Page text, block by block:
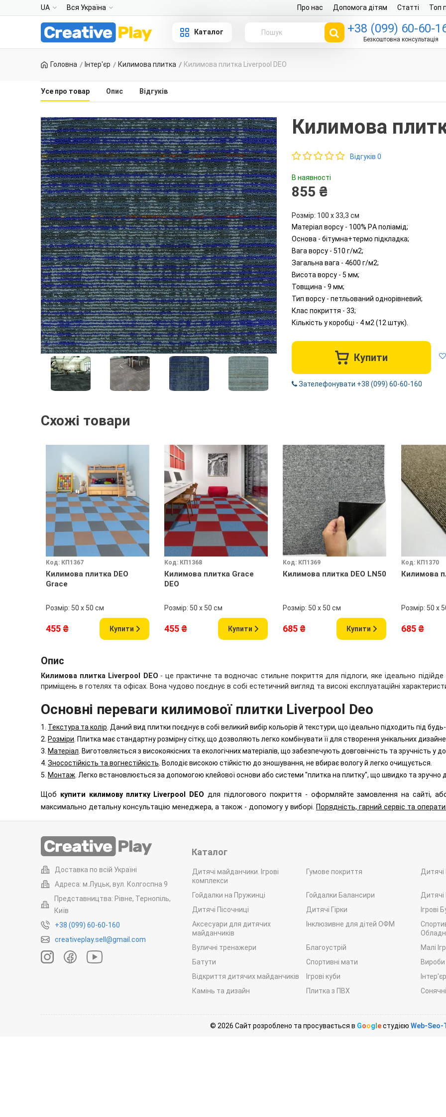
UA Вся Україна Про нас Допомога дітям Статті Топ
Каталог +38 (099) 60-60-
Безкоштовна консультація
Головна Інтер'єр Килимова плитка Килимова плитка Liverpool DEO
Усе про товар Опис Відгуків
Килимова
Відгуків 0
В наявності
855 ₴
Розмір: 100 х 33,3 см
Матеріал ворсу - 100% PА поліамід;
Основа - бітумна+термо підкладка;
Вага ворсу - 510 г/м2;
Загальна вага - 4600 г/м2;
Висота ворсу - 5 мм;
Товщина - 9 мм;
Тип ворсу - петльований однорівневий;
Клас покриття - 33;
Кількість у коробці - 4 м2 (12 штук).
Купити
Зателефонувати +38 (099) 60-60-160
Схожі товари
Код: КП1367
Килимова плитка DEO
Grace
Розмір: 50 х 50 см
455 ₴ Купити
Код: КП1368
Килимова плитка Grace
DEO
Розмір: 50 х 50 см
455 ₴ Купити
Код: КП1369
Килимова плитка DEO LN50
Розмір: 50 х 50 см
685 ₴ Купити
Код: КП1370
Килимова
Розмір: 50 х
685 ₴
Опис
Килимова плитка Liverpool DEO - це практичне та водночас стильне покриття для підлоги, яке ідеально
приміщень в готелях та офісах. Вона чудово поєднує в собі естетичний вигляд та високі експлуатаційні
Основні переваги килимової плитки Liverpool Deo
1. Текстура та колір . Даний вид плитки поєднує в собі великий вибір кольорів й текстури, що ідеально підходить під
2. Розміри . Плитка має стандартну розмірну сітку, що дозволяють легко комбінувати її для створення унікальних
3. Матеріал . Виготовляється з високоякісних та екологічних матеріалів, що забезпечують довговічність та зручність у
4. Зносостійкість та вогнестійкість . Володіє високою стійкістю до зношування, не вбирає вологу й легко очищується.
5. Монтаж . Легко встановлюється за допомогою клейової основи або системи "плитка на плитку", що швидко та зручно
Щоб купити килимову плитку Liverpool DEO для підлогового покриття - оформляйте замовлення на сайті,
максимально детальну консультацію менеджера, а також - допомогу у виборі. Порядність, гарний сервіс та
Доставка по всій Україні
Адреса: м.Луцьк, вул. Колгоспна 9
Представництва: Рівне, Тернопіль,
Київ
+38 (099) 60-60-160
creativeplay.sell@gmail.com
Каталог
Дитячі майданчики. Ігрові
комплекси
Гумове покриття Дитячі
Гойдалки на Пружинці Гойдалки Балансири
Дитячі
Дитячі Пісочниці
Дитячі Гірки
Аксесуари для дитячих
майданчиків
Інклюзивне для дітей ОФМ
Вуличні тренажери
Благоустрій
Малі
Батути
Спортивні мати
Відкриття дитячих майданчиків
Ігрові куби
Камінь та дизайн
Плитка з ПВХ
© 2026 Сайт розроблено та просувається в Goog eстудією Web-